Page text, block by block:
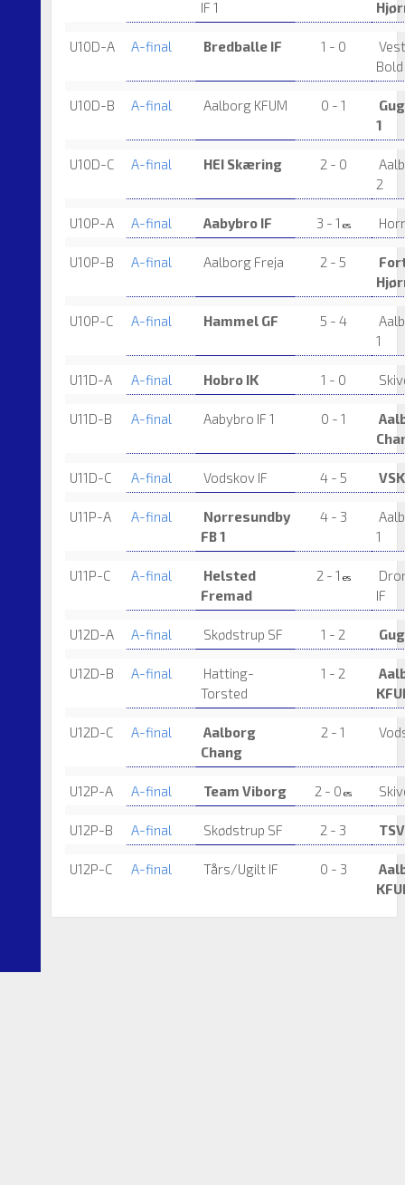
IF 1
U10D-A A-final Bredballe IF 1 - 0
U10D-B A-final Aalborg KFUM 0 - 1
1
U10D-C A-final HEI Skæring 2 - 0
2
U10P-A A-final Aabybro IF 3 - 1 es
U10P-B A-final Aalborg Freja 2 - 5
U10P-C A-final Hammel GF 5 - 4
1
U11D-A A-final Hobro IK 1 - 0
U11D-B A-final Aabybro IF 1 0 - 1
U11D-C A-final Vodskov IF 4 - 5
U11P-A A-final
Nørresundby
FB 1
4 - 3
1
U11P-C A-final
Helsted
Fremad
2 - 1 es
IF
U12D-A A-final Skødstrup SF 1 - 2
U12D-B A-final
Hatting-
Torsted
1 - 2
U12D-C A-final
Aalborg
Chang
2 - 1
U12P-A A-final Team Viborg 2 - 0 es
U12P-B A-final Skødstrup SF 2 - 3
U12P-C A-final Tårs/Ugilt IF 0 - 3